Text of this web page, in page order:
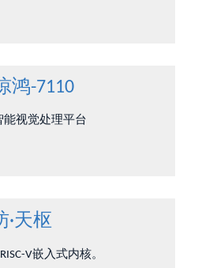
鸿-7110
能视觉处理平台
·天枢
V嵌入式内核。